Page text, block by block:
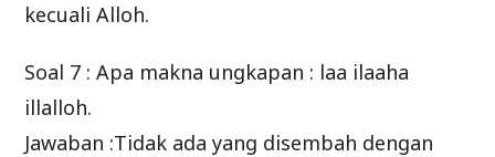
kecuali Alloh.
Soal 7 : Apa makna ungkapan : laa ilaaha
illalloh.
Jawaban :Tidak ada yang disembah dengan